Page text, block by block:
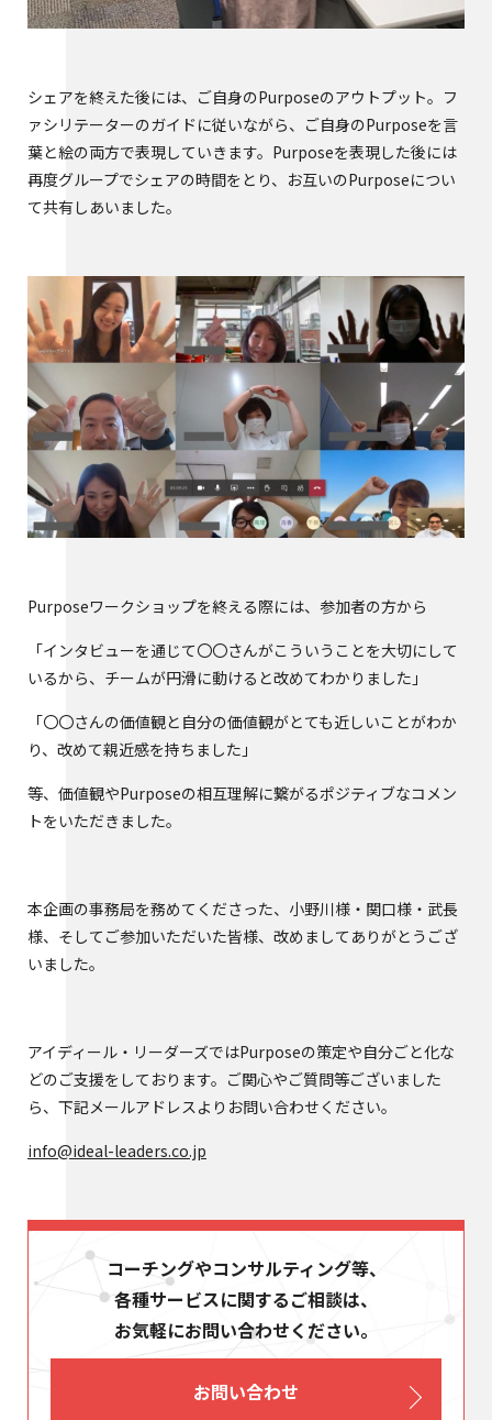
シェアを終えた後には、ご自身のPurposeのアウトプット。フ
ァシリテーターのガイドに従いながら、ご自身のPurposeを言
葉と絵の両方で表現していきます。Purposeを表現した後には
再度グループでシェアの時間をとり、お互いのPurposeについ
て共有しあいました。
Purposeワークショップを終える際には、参加者の方から
「インタビューを通じて〇〇さんがこういうことを大切にして
いるから、チームが円滑に動けると改めてわかりました」
「〇〇さんの価値観と自分の価値観がとても近しいことがわか
り、改めて親近感を持ちました」
等、価値観やPurposeの相互理解に繋がるポジティブなコメン
トをいただきました。
本企画の事務局を務めてくださった、小野川様・関口様・武長
様、そしてご参加いただいた皆様、改めましてありがとうござ
いました。
アイディール・リーダーズではPurposeの策定や自分ごと化な
どのご支援をしております。ご関心やご質問等ございました
ら、下記メールアドレスよりお問い合わせください。
info@ideal-leaders.co.jp
コーチングやコンサルティング等、
各種サービスに関するご相談は、
お気軽にお問い合わせください。
お問い合わせ